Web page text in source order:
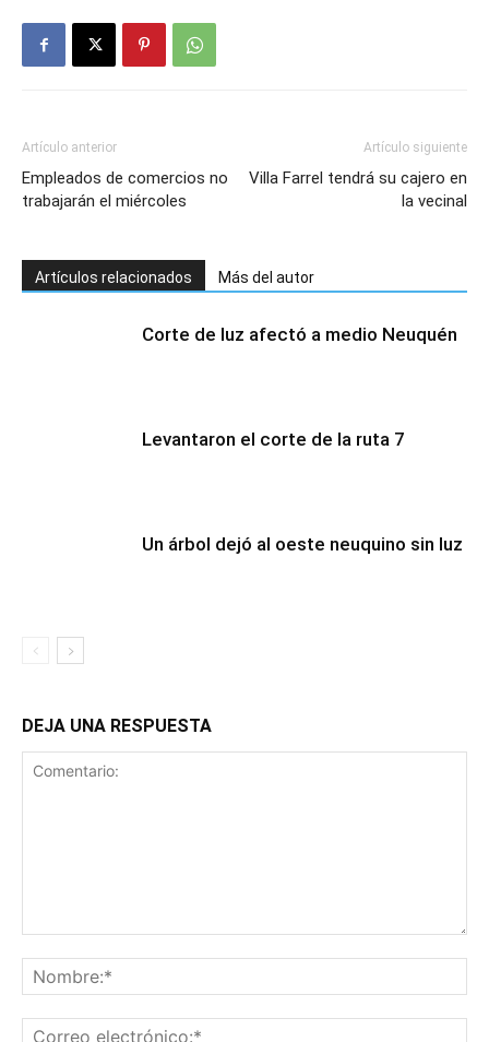
Artículo anterior
Empleados de comercios no
trabajarán el miércoles
Artículo siguiente
Villa Farrel tendrá su cajero en
la vecinal
Artículos relacionados Más del autor
Corte de luz afectó a medio Neuquén
Levantaron el corte de la ruta 7
Un árbol dejó al oeste neuquino sin luz
DEJA UNA RESPUESTA